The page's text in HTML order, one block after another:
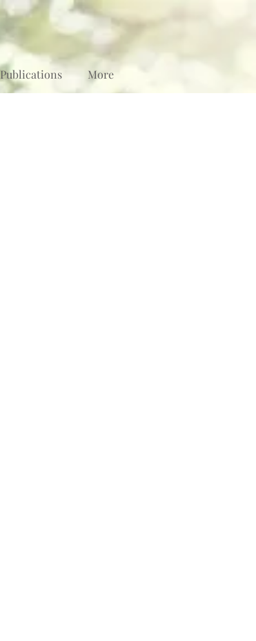
Publications More